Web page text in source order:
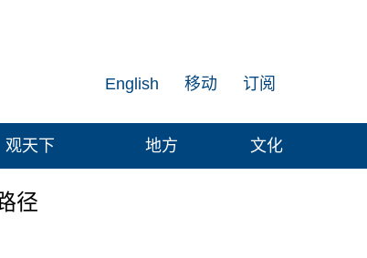
订阅
移动
English
观天下 地方 文化
径